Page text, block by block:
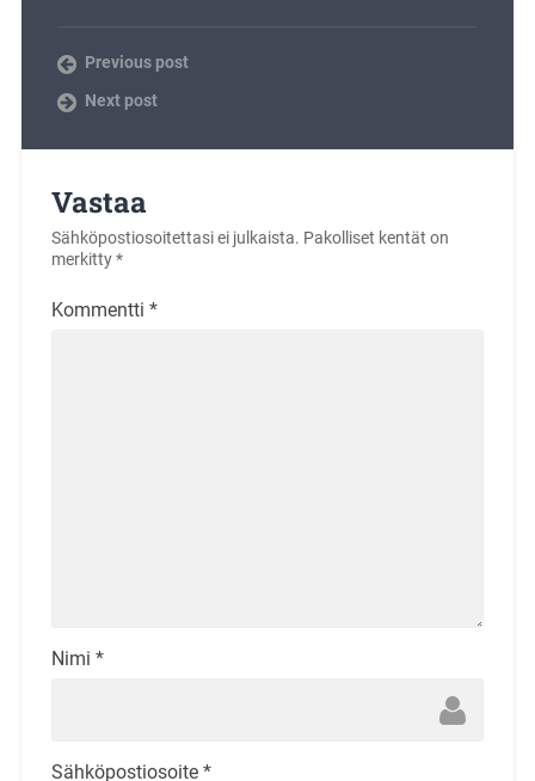
Previous post
Next post
Vastaa
Sähköpostiosoitettasi ei julkaista. Pakolliset kentät on
merkitty*
Kommentti *
Nimi *
Sähköpostiosoite *